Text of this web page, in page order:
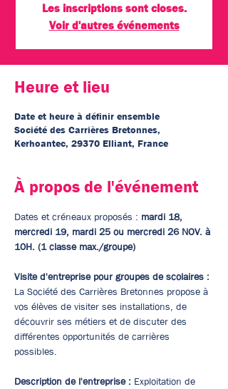
Les inscriptions sont closes.
Voir d'autres événements
Heure et lieu
Date et heure à définir ensemble
Société des Carrières Bretonnes,
Kerhoantec, 29370 Elliant, France
À propos de l'événement
Dates et créneaux proposés : mardi 18,
mercredi 19, mardi 25 ou mercredi 26 NOV. à
10H. (1 classe max./groupe)
Visite d'entreprise pour groupes de scolaires :
La Société des Carrières Bretonnes propose à
vos élèves de visiter ses installations, de
découvrir ses métiers et de discuter des
différentes opportunités de carrières
possibles.
Description de l'entreprise : Exploitation de